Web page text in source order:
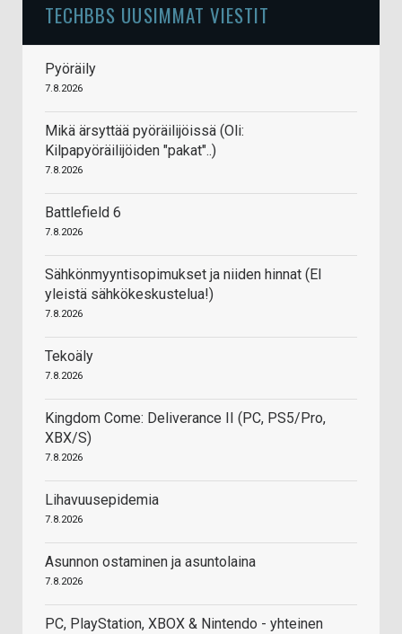
TECHBBS UUSIMMAT VIESTIT
Pyöräily
7.8.2026
Mikä ärsyttää pyöräilijöissä (Oli:
Kilpapyöräilijöiden "pakat"..)
7.8.2026
Battlefield 6
7.8.2026
Sähkönmyyntisopimukset ja niiden hinnat (EI
yleistä sähkökeskustelua!)
7.8.2026
Tekoäly
7.8.2026
Kingdom Come: Deliverance II (PC, PS5/Pro,
XBX/S)
7.8.2026
Lihavuusepidemia
7.8.2026
Asunnon ostaminen ja asuntolaina
7.8.2026
PC, PlayStation, XBOX & Nintendo - yhteinen